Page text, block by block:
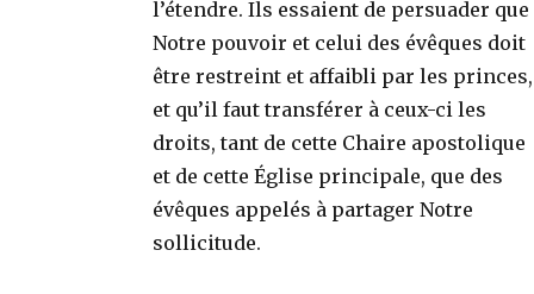
l’étendre. Ils essaient de persuader que
Notre pouvoir et celui des évêques doit
être restreint et affaibli par les princes,
et qu’il faut transférer à ceux-ci les
droits, tant de cette Chaire apostolique
et de cette Église principale, que des
évêques appelés à partager Notre
sollicitude.